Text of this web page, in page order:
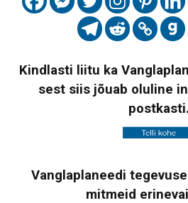
Kindlasti liitu ka
sest siis jõuab oluline
postkasti.
Vanglaplaneedi
mitmeid